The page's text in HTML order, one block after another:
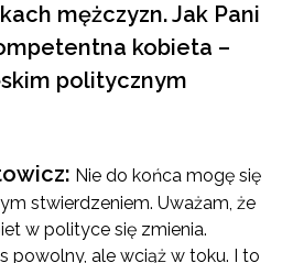
mężczyzn. Jak Pani
kobieta –
politycznym
Nie do końca mogę się
stwierdzeniem. Uważam, że
w polityce się zmienia.
powolny, ale wciąż w toku. I to